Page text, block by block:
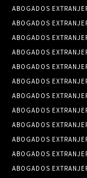
ABOGADOS
ABOGADOS
ABOGADOS
ABOGADOS
ABOGADOS
ABOGADOS
ABOGADOS
ABOGADOS
ABOGADOS
ABOGADOS
ABOGADOS
ABOGADOS